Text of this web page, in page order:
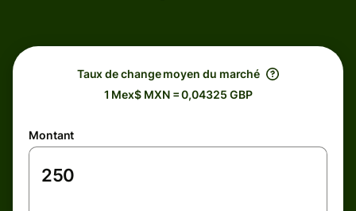
Taux de change moyen du marché
1 Mex$ MXN = 0,04325 GBP
Montant